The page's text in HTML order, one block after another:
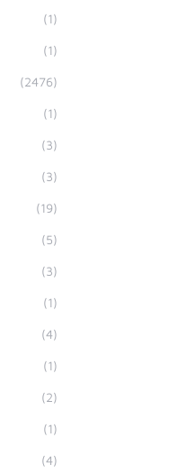
(1)
(1)
(2476)
(1)
(3)
(3)
(19)
(5)
(3)
(1)
(4)
(1)
(2)
(1)
(4)